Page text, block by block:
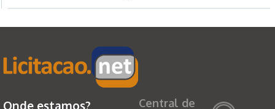
Onde estamos?
Central de